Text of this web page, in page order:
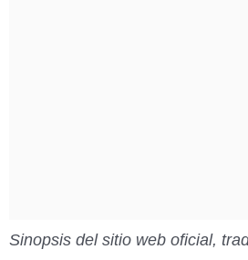
Sinopsis del sitio web oficial,